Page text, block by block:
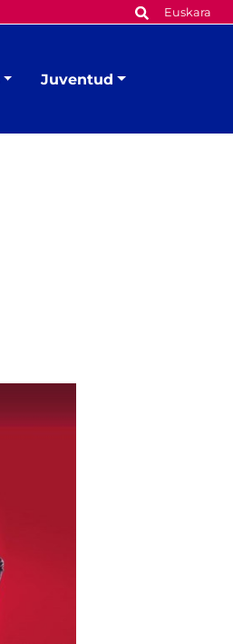
Euskara
Juventud